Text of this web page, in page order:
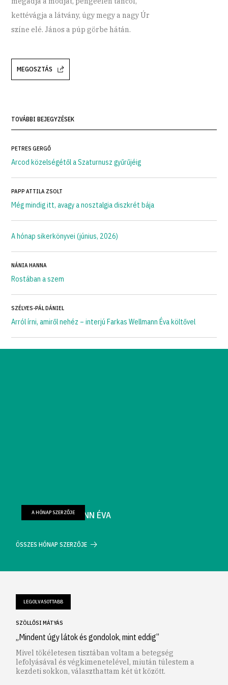
kettévágja a látvány, úgy megy a nagy Úr
színe elé. János a púp görbe hátán.
MEGOSZTÁS
TOVÁBBI BEJEGYZÉSEK
PETRES GERGŐ
Arcod közelségétől a Szaturnusz gyűrűjéig
PAPP ATTILA ZSOLT
Még mindig itt, avagy a nosztalgia diszkrét bája
A hónap sikerkönyvei (június, 2026)
NÁNIA HANNA
Rostában a szem
SZÉLYES-PÁL DÁNIEL
Arról írni, amiről nehéz – interjú Farkas Wellmann Éva költővel
FARKAS WELLMANN ÉVA
A HÓNAP SZERZŐJE
ÖSSZES HÓNAP SZERZŐJE
LEGOLVASOTTABB
SZÖLLŐSI MÁTYÁS
„Mindent úgy látok és gondolok, mint eddig”
Mivel tökéletesen tisztában voltam a betegség
lefolyásával és végkimenetelével, miután túlestem a
kezdeti sokkon, választhattam két út között.